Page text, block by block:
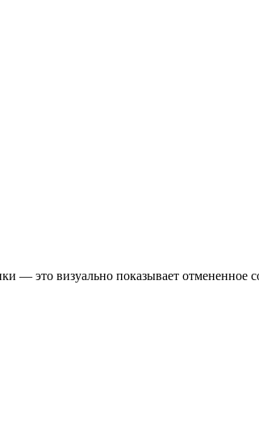
— это визуально показывает отмененное